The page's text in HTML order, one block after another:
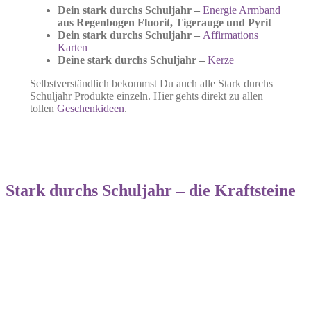
Dein stark durchs Schuljahr – Energie Armband
aus Regenbogen Fluorit, Tigerauge und Pyrit
Dein stark durchs Schuljahr – Affirmations
Karten
Deine stark durchs Schuljahr – Kerze
Selbstverständlich bekommst Du auch alle Stark durchs
Schuljahr Produkte einzeln. Hier gehts direkt zu allen
tollen Geschenkideen.
Stark durchs Schuljahr – die Kraftsteine